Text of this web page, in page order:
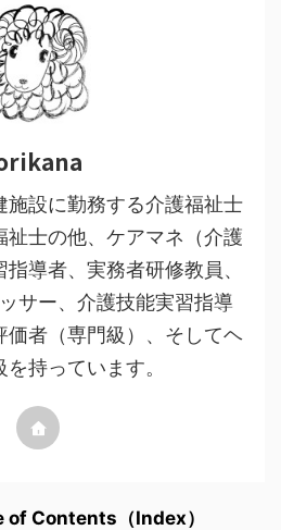
施設に勤務する介護福祉士
祉士の他、ケアマネ（介護
導者、実務者研修教員、
サー、介護技能実習指導
価者（専門級）、そしてヘ
持っています。
of Contents（Index）